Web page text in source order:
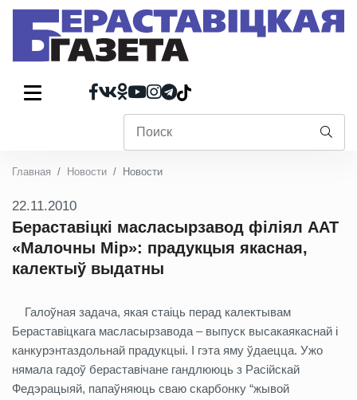
Главная Новости Новости
22.11.2010
Бераставіцкі масласырзавод філіял ААТ
«Малочны Мір»: прадукцыя якасная,
калектыў выдатны
Галоўная задача, якая стаіць перад калектывам
Бераставіцкага масласырзавода – выпуск высакаякаснай і
канкурэнтаздольнай прадукцыі. І гэта яму ўдаецца. Ужо
нямала гадоў бераставічане гандлююць з Расійскай
Федэрацыяй, папаўняюць сваю скарбонку “жывой